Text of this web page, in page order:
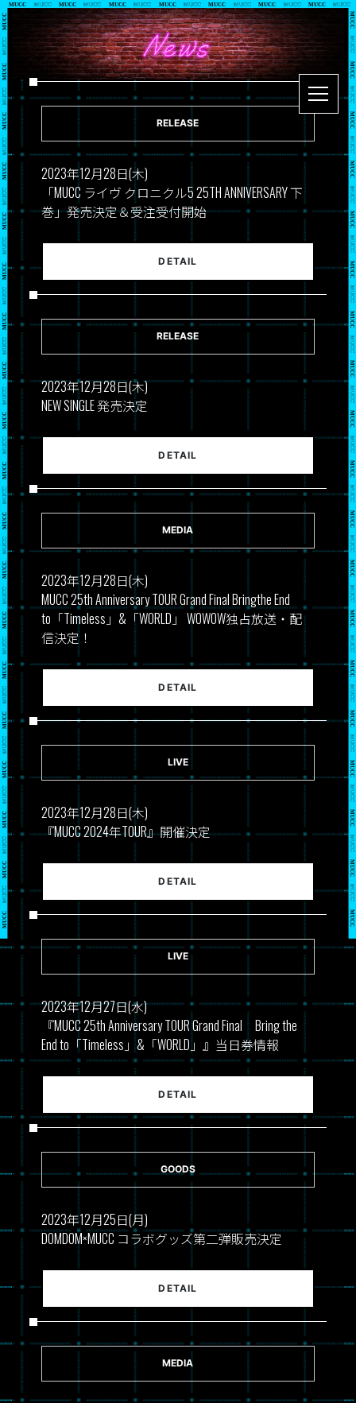
Skip
to
the
content
RELEASE
2023年12月28日(木)
「MUCC ライヴ クロニクル5 25TH ANNIVERSARY 下
巻」発売決定＆受注受付開始
DETAIL
RELEASE
2023年12月28日(木)
NEW SINGLE 発売決定
DETAIL
MEDIA
2023年12月28日(木)
MUCC 25th Anniversary TOUR Grand Final Bringthe End
to「Timeless」&「WORLD」 WOWOW独占放送・配
信決定！
DETAIL
LIVE
2023年12月28日(木)
『MUCC 2024年TOUR』開催決定
DETAIL
LIVE
2023年12月27日(水)
『MUCC 25th Anniversary TOUR Grand Final Bring the
End to「Timeless」&「WORLD」』当日券情報
DETAIL
GOODS
2023年12月25日(月)
DOMDOM×MUCC コラボグッズ第二弾販売決定
DETAIL
MEDIA